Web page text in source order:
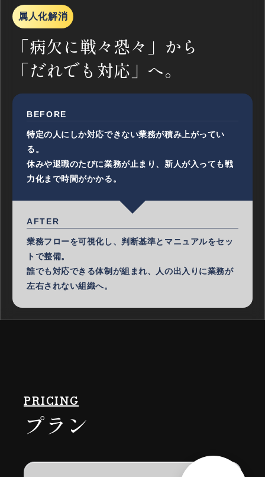
属人化解消
「病欠に戦々恐々」から
「だれでも対応」へ。
BEFORE
特定の人にしか対応できない業務が積み上がってい
る。
休みや退職のたびに業務が止まり、新人が入っても戦
力化まで時間がかかる。
AFTER
業務フローを可視化し、判断基準とマニュアルをセッ
トで整備。
誰でも対応できる体制が組まれ、人の出入りに業務が
左右されない組織へ。
PRICING
プラン